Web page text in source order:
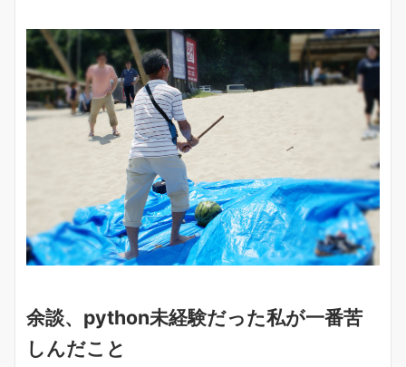
余談、python未経験だった私が一番苦
しんだこと